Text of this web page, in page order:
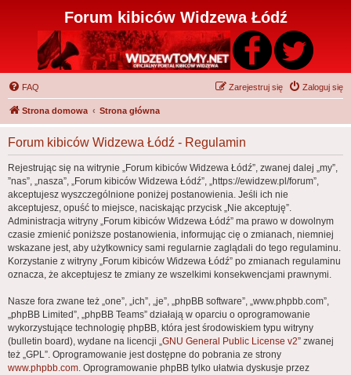
Forum kibiców Widzewa Łódź
FAQ Zaloguj się
Zarejestruj się
Strona domowa Strona główna
Forum kibiców Widzewa Łódź - Regulamin
Rejestrując się na witrynie „Forum kibiców Widzewa Łódź”, zwanej dalej „my”,
”nas”, „nasza”, „Forum kibiców Widzewa Łódź”, „https://ewidzew.pl/forum”,
akceptujesz wyszczególnione poniżej postanowienia. Jeśli ich nie
akceptujesz, opuść to miejsce, naciskając przycisk „Nie akceptuję”.
Administracja witryny „Forum kibiców Widzewa Łódź” ma prawo w dowolnym
czasie zmienić poniższe postanowienia, informując cię o zmianach, niemniej
wskazane jest, aby użytkownicy sami regularnie zaglądali do tego regulaminu.
Korzystanie z witryny „Forum kibiców Widzewa Łódź” po zmianach regulaminu
oznacza, że akceptujesz te zmiany ze wszelkimi konsekwencjami prawnymi.
Nasze fora zwane też „one”, „ich”, „je”, „phpBB software”, „www.phpbb.com”,
„phpBB Limited”, „phpBB Teams” działają w oparciu o oprogramowanie
wykorzystujące technologię phpBB, która jest środowiskiem typu witryny
(bulletin board), wydane na licencji „GNU General Public License v2” zwanej
też „GPL”. Oprogramowanie jest dostępne do pobrania ze strony
www.phpbb.com. Oprogramowanie phpBB tylko ułatwia dyskusje przez